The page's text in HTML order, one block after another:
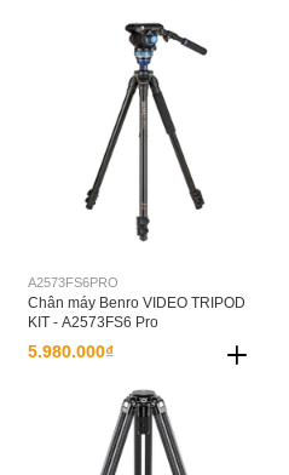
A2573FS6PRO
Chân máy Benro VIDEO TRIPOD
KIT - A2573FS6 Pro
5.980.000₫